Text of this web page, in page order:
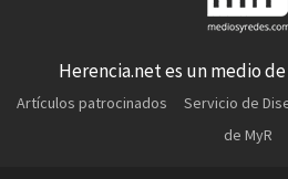
Herencia.net es un medio de
Artículos patrocinados Servicio de
de MyR